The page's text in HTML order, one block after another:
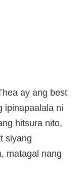
ay ang best
ipinapaalala ni
hitsura nito,
siyang
matagal nang